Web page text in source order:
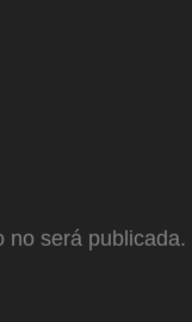
no será publicada.